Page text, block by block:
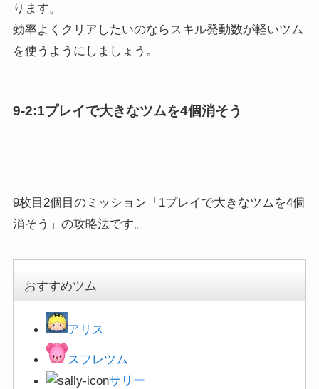
ります。
効率よくクリアしたいのならスキル発動数が軽いツム
を使うようにしましょう。
9-2:1プレイで大きなツムを4個消そう
9枚目2個目のミッション「1プレイで大きなツムを4個
消そう」の攻略法です。
おすすめツム
アリス
スフレツム
サリー